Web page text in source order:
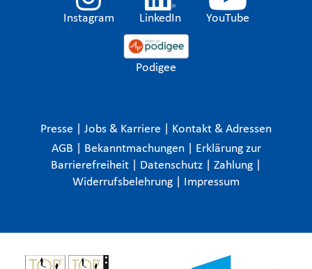
Instagram LinkedIn YouTube
Podigee
Presse Jobs & Karriere
Kontakt & Adressen
AGB
Bekanntmachungen
Erklärung zur
Barrierefreiheit
Datenschutz Zahlung
Widerrufsbelehrung
Impressum